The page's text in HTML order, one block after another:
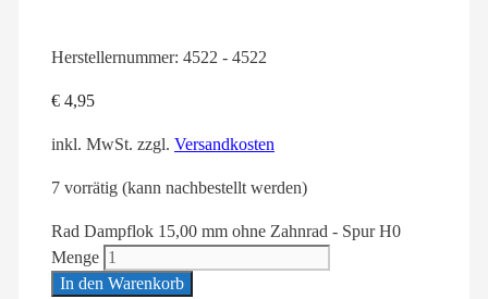
Herstellernummer: 4522 - 4522
€ 4,95
inkl. MwSt. zzgl. Versandkosten
7 vorrätig (kann nachbestellt werden)
Rad Dampflok 15,00 mm ohne Zahnrad - Spur H0
Menge
In den Warenkorb